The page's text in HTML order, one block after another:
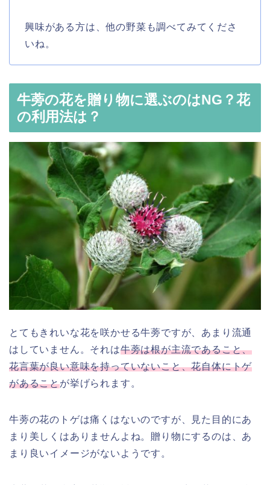
興味がある方は、他の野菜も調べてみてくださ
いね。
牛蒡の花を贈り物に選ぶのはNG？花
の利用法は？
とてもきれいな花を咲かせる牛蒡ですが、あまり流通
はしていません。それは牛蒡は根が主流であること、
花言葉が良い意味を持っていないこと、花自体にトゲ
があることが挙げられます。
牛蒡の花のトゲは痛くはないのですが、見た目的にあ
まり美しくはありませんよね。贈り物にするのは、あ
まり良いイメージがないようです。